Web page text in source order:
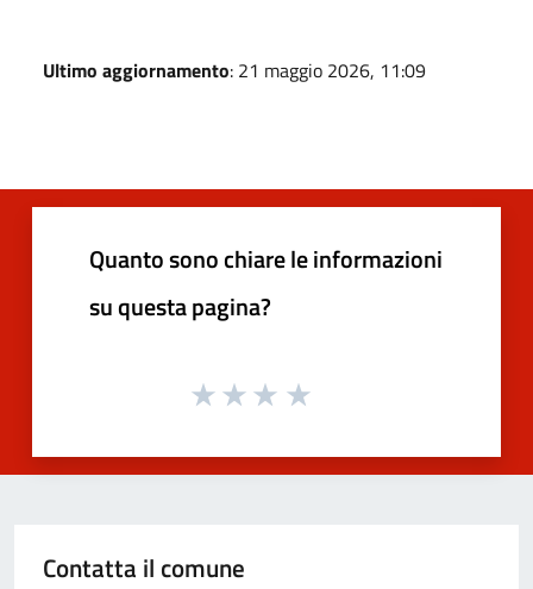
Ultimo aggiornamento: 21 maggio 2026, 11:09
Quanto sono chiare le informazioni
su questa pagina?
Contatta il comune